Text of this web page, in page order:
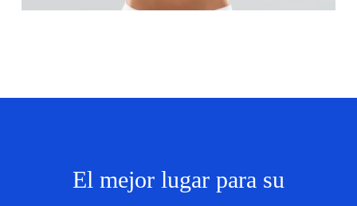
El mejor lugar para su